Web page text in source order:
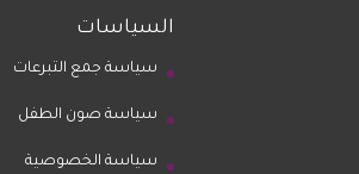
السياسات
سياسة جمع التبرعات
سياسة صون الطفل
سياسة الخصوصية